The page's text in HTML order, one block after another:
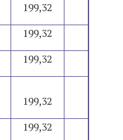
199,32
199,32
199,32
199,32
199,32